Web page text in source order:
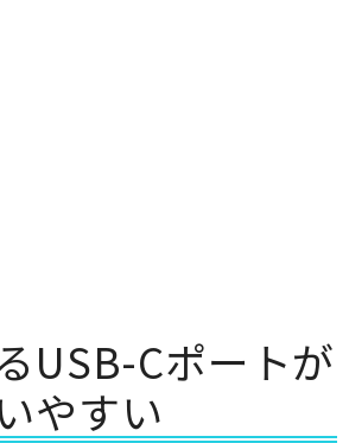
USB-Cポートが
やすい